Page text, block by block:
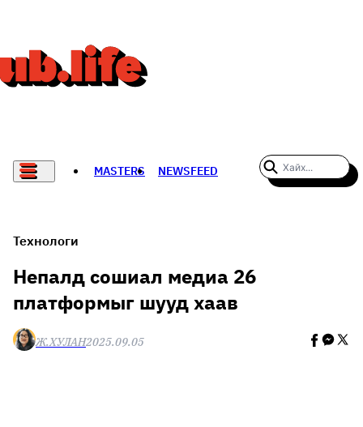
MASTERS NEWSFEED
THE NEW YORK TIMES
НАДАД НЭГ САНАЛ БАЙНА
Технологи
Непалд сошиал медиа 26
платформыг шууд хаав
Ж.ХУЛАН2025.09.05